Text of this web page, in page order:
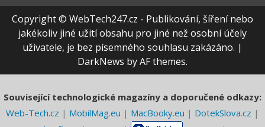
Copyright © WebTech247.cz - Publikování, šíření nebo
jakékoliv jiné užití obsahu pro jiné než osobní účely
uživatele, je bez písemného souhlasu zakázáno. |
DarkNews by AF themes.
Související technologické magazíny a doporučené odkazy:
Web-Tech.cz | MobilMag.eu | MacBooky.eu | DotekSlova.cz |